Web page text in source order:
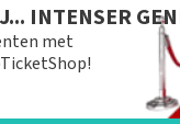
INTENSER
met